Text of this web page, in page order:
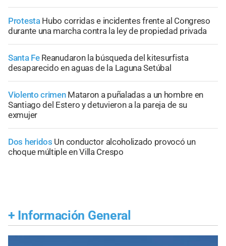
Protesta Hubo corridas e incidentes frente al Congreso
durante una marcha contra la ley de propiedad privada
Santa Fe Reanudaron la búsqueda del kitesurfista
desaparecido en aguas de la Laguna Setúbal
Violento crimen Mataron a puñaladas a un hombre en
Santiago del Estero y detuvieron a la pareja de su
exmujer
Dos heridos Un conductor alcoholizado provocó un
choque múltiple en Villa Crespo
+ Información General